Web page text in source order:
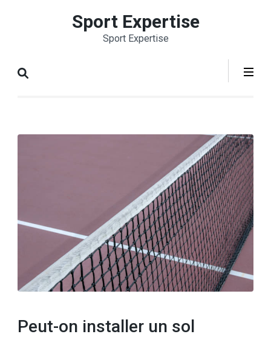
Entrée)
Sport Expertise
Sport Expertise
Peut-on installer un sol